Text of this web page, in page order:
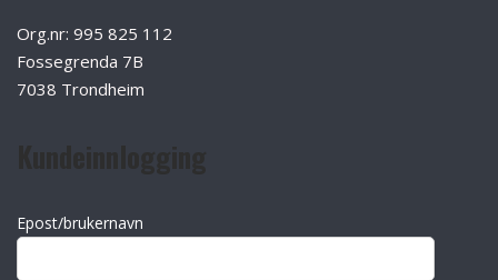
Org.nr: 995 825 112
Fossegrenda 7B
7038 Trondheim
Epost/brukernavn